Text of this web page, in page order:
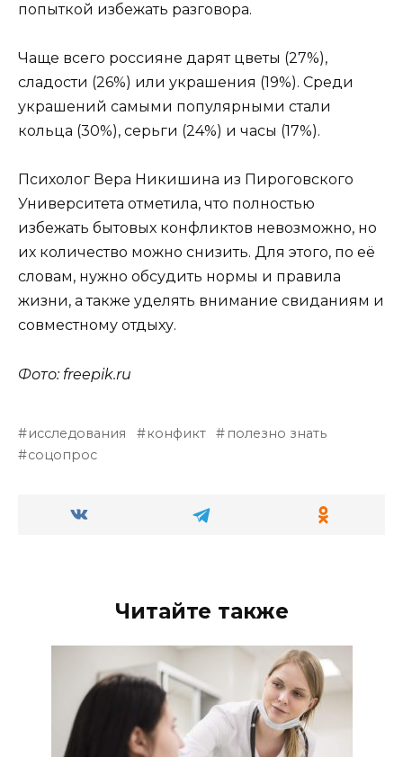
попыткой избежать разговора.
Чаще всего россияне дарят цветы (27%),
сладости (26%) или украшения (19%). Среди
украшений самыми популярными стали
кольца (30%), серьги (24%) и часы (17%).
Психолог Вера Никишина из Пироговского
Университета отметила, что полностью
избежать бытовых конфликтов невозможно, но
их количество можно снизить. Для этого, по её
словам, нужно обсудить нормы и правила
жизни, а также уделять внимание свиданиям и
совместному отдыху.
Фото: freepik.ru
исследования конфикт
полезно знать
соцопрос
Читайте также